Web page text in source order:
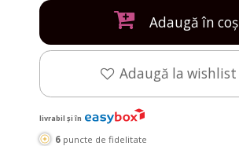
Adaugă în coș
Adaugă la wishlist
livrabil și în
6 puncte de fidelitate